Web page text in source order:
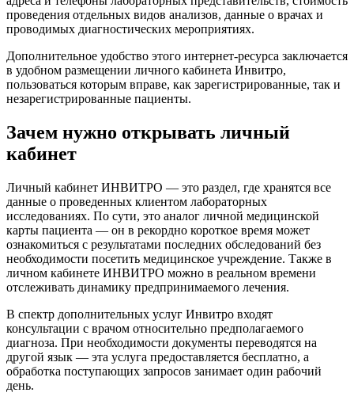
проведения отдельных видов анализов, данные о врачах и
проводимых диагностических мероприятиях.
Дополнительное удобство этого интернет-ресурса заключается
в удобном размещении личного кабинета Инвитро,
пользоваться которым вправе, как зарегистрированные, так и
незарегистрированные пациенты.
Зачем нужно открывать личный
кабинет
Личный кабинет ИНВИТРО — это раздел, где хранятся все
данные о проведенных клиентом лабораторных
исследованиях. По сути, это аналог личной медицинской
карты пациента — он в рекордно короткое время может
ознакомиться с результатами последних обследований без
необходимости посетить медицинское учреждение. Также в
личном кабинете ИНВИТРО можно в реальном времени
отслеживать динамику предпринимаемого лечения.
В спектр дополнительных услуг Инвитро входят
консультации с врачом относительно предполагаемого
диагноза. При необходимости документы переводятся на
другой язык — эта услуга предоставляется бесплатно, а
обработка поступающих запросов занимает один рабочий
день.